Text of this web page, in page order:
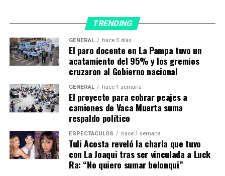
TRENDING
GENERAL hace 5 días
El paro docente en La Pampa tuvo un
acatamiento del 95% y los gremios
cruzaron al Gobierno nacional
GENERAL hace 1 semana
El proyecto para cobrar peajes a
camiones de Vaca Muerta suma
respaldo político
ESPECTÁCULOS hace 1 semana
Tuli Acosta reveló la charla que tuvo
con La Joaqui tras ser vinculada a Luck
Ra: “No quiero sumar bolonqui”